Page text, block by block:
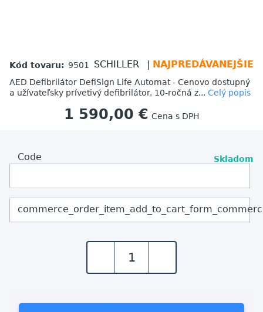
Kód tovaru: 9501 SCHILLER NAJPREDÁVANEJŠIE
AED Defibrilátor DefiSign Life Automat - Cenovo dostupný
a užívateľsky prívetivý defibrilátor. 10-ročná z... Celý popis
1 590,00 € Cena s DPH
Skladom
Code